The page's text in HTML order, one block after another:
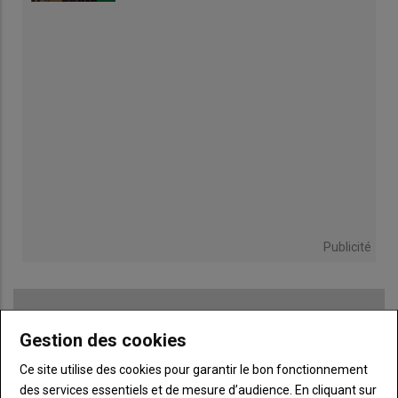
Publicité
TITRE JE M'ABONNE
Body A partir de 85€
Gestion des cookies
Ce site utilise des cookies pour garantir le bon fonctionnement
des services essentiels et de mesure d’audience. En cliquant sur